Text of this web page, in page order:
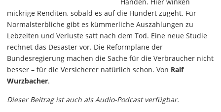
mickrige Renditen, sobald es auf die Hundert zugeht. Für
Normalsterbliche gibt es kümmerliche Auszahlungen zu
Lebzeiten und Verluste satt nach dem Tod. Eine neue Studie
rechnet das Desaster vor. Die Reformpläne der
Bundesregierung machen die Sache für die Verbraucher nicht
besser – für die Versicherer natürlich schon. Von Ralf
Wurzbacher.
Dieser Beitrag ist auch als Audio-Podcast verfügbar.